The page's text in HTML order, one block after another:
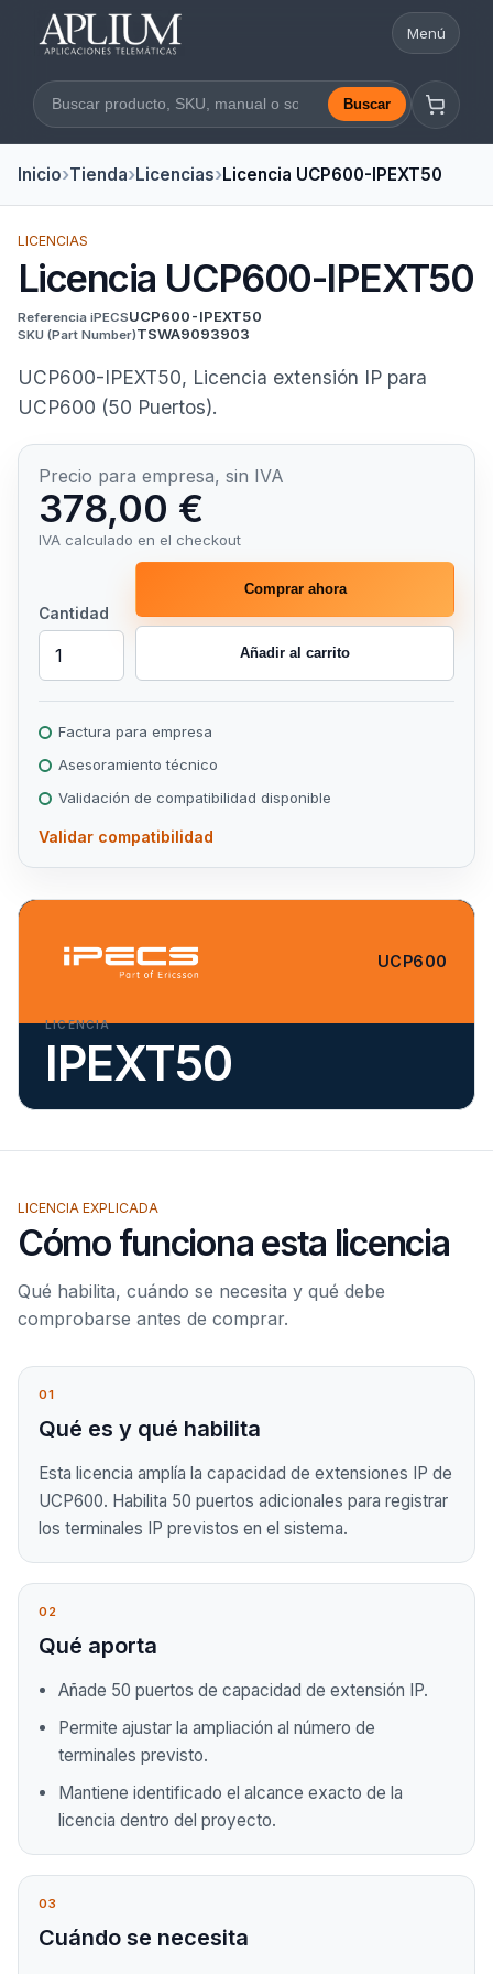
Abrir
Menú
Buscar en la web Buscar
Inicio Tienda Licencias Licencia UCP600-IPEXT50
UCP600
LICENCIA
IPEXT50
LICENCIAS
Licencia UCP600-IPEXT50
Referencia iPECSUCP600-IPEXT50
SKU (Part Number)TSWA9093903
UCP600-IPEXT50, Licencia extensión IP para
UCP600 (50 Puertos).
Precio para empresa, sin IVA
378,00 €
IVA calculado en el checkout
Cantidad
Comprar ahora
Añadir al carrito
Factura para empresa
Asesoramiento técnico
Validación de compatibilidad disponible
Validar compatibilidad
LICENCIA EXPLICADA
Cómo funciona esta licencia
Qué habilita, cuándo se necesita y qué debe
comprobarse antes de comprar.
01
Qué es y qué habilita
Esta licencia amplía la capacidad de extensiones IP de
UCP600. Habilita 50 puertos adicionales para registrar
los terminales IP previstos en el sistema.
02
Qué aporta
Añade 50 puertos de capacidad de extensión IP.
Permite ajustar la ampliación al número de
terminales previsto.
Mantiene identificado el alcance exacto de la
licencia dentro del proyecto.
03
Cuándo se necesita